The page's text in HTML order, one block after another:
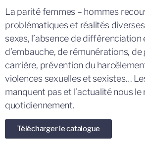
La parité femmes – hommes
problématiques et réalités
sexes, l’absence de différenciation
d’embauche, de rémunérations,
carrière, prévention du
violences sexuelles et sexistes…
manquent pas et l’actualité nous le
quotidiennement.
Télécharger le catalogue